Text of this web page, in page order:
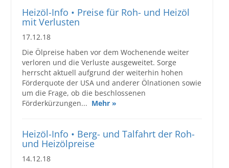
Heizöl-Info • Preise für Roh- und Heizöl
mit Verlusten
17.12.18
Die Ölpreise haben vor dem Wochenende weiter
verloren und die Verluste ausgeweitet. Sorge
herrscht aktuell aufgrund der weiterhin hohen
Förderquote der USA und anderer Ölnationen sowie
um die Frage, ob die beschlossenen
Förderkürzungen... Mehr »
Heizöl-Info • Berg- und Talfahrt der Roh-
und Heizölpreise
14.12.18